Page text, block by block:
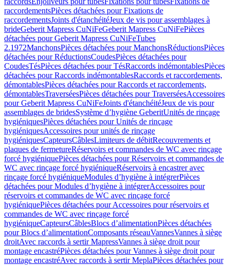
raccordementsPièces détachées pour Fixations de
raccordementsJoints d'étanchéitéJeux de vis pour assemblages à
brideGeberit Mapress CuNiFeGeberit Mapress CuNiFePièces
détachées pour Geberit Mapress CuNiFeTubes
2.1972ManchonsPièces détachées pour ManchonsRéductionsPièces
détachées pour RéductionsCoudesPièces détachées pour
CoudesTésPièces détachées pour TésRaccords indémontablesPièces
détachées pour Raccords indémontablesRaccords et raccordements,
démontablesPièces détachées pour Raccords et raccordements,
démontablesTraverséesPièces détachées pour TraverséesAccessoires
pour Geberit Mapress CuNiFeJoints d'étanchéitéJeux de vis pour
assemblages de bridesSystème d’hygiène GeberitUnités de rinçage
hygiéniquesPièces détachées pour Unités de rinçage
hygiéniquesAccessoires pour unités de rinçage
hygiéniquesCapteursCâblesLimiteurs de débitRecouvrements et
plaques de fermetureRéservoirs et commandes de WC avec rinçage
forcé hygiéniquePièces détachées pour Réservoirs et commandes de
WC avec rinçage forcé hygiéniqueRéservoirs à encastrer avec
rinçage forcé hygiéniqueModules d’hygiène à intégrerPièces
détachées pour Modules d’hygiène à intégrerAccessoires pour
réservoirs et commandes de WC avec rinçage forcé
hygiéniquePièces détachées pour Accessoires pour réservoirs et
commandes de WC avec rinçage forcé
hygiéniqueCapteursCâblesBlocs d’alimentationPièces détachées
pour Blocs d’alimentationComposants réseauVannesVannes à siège
droitAvec raccords à sertir MapressVannes à siège droit pour
montage encastréPièces détachées pour Vannes à siège droit pour
montage encastréAvec raccords à sertir MeplaPièces détachées pour